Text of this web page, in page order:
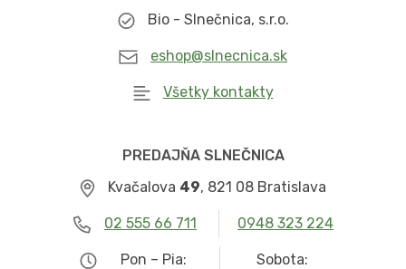
Bio - Slnečnica, s.r.o.
eshop@slnecnica.sk
Všetky kontakty
PREDAJŇA SLNEČNICA
Kvačalova 49, 821 08 Bratislava
02 555 66 711 0948 323 224
Pon – Pia:
Sobota: